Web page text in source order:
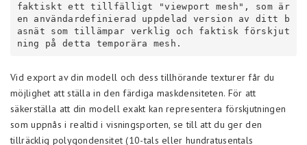
faktiskt ett tillfälligt "viewport mesh", som är
en användardefinierad uppdelad version av ditt b
asnät som tillämpar verklig och faktisk förskjut
ning på detta temporära mesh.
Vid export av din modell och dess tillhörande texturer får du
möjlighet att ställa in den färdiga maskdensiteten. För att
säkerställa att din modell exakt kan representera förskjutningen
som uppnås i realtid i visningsporten, se till att du ger den
tillräcklig polygondensitet (10-tals eller hundratusentals